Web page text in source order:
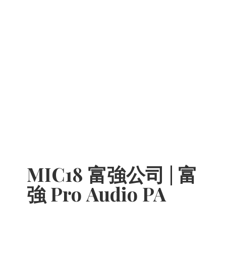
MIC18 富強公司 | 富
強 Pro Audio PA